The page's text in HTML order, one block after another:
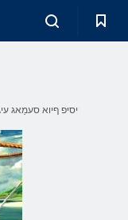
יסיּפ ףיוא סעמַאג